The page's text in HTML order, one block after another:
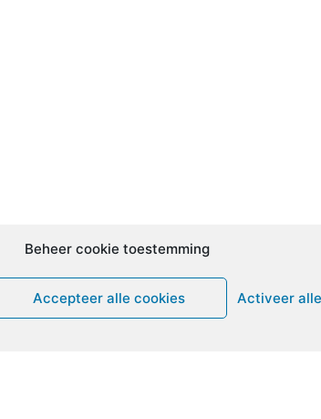
Beheer cookie toestemming
Accepteer alle cookies Activeer